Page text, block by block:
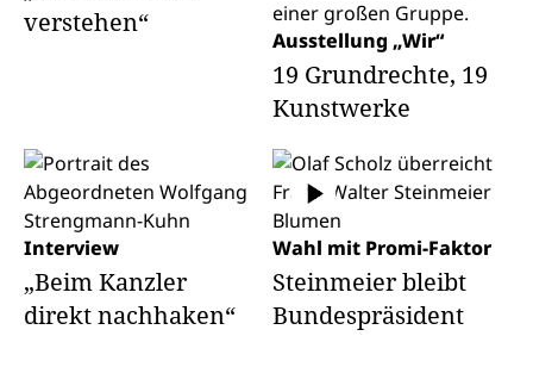
verstehen“
Ausstellung „Wir“
19 Grundrechte, 19
Kunstwerke
Interview
„Beim Kanzler
direkt nachhaken“
Wahl mit Promi-Faktor
Steinmeier bleibt
Bundespräsident